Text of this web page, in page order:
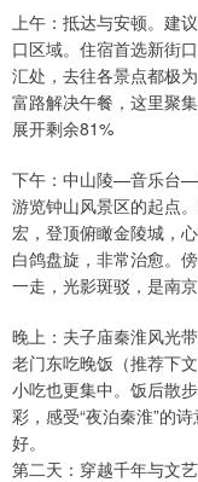
上午：抵达与安顿。建
口区域。住宿首选新街
汇处，去往各景点都极
富路解决午餐，这里聚
展开剩余81%
下午：中山陵—音乐台—
游览钟山风景区的起点
宏，登顶俯瞰金陵城，
白鸽盘旋，非常治愈。
一走，光影斑驳，是南京
晚上：夫子庙秦淮风光
老门东吃晚饭（推荐下
小吃也更集中。饭后散
彩，感受“夜泊秦淮”的
好。
第二天：穿越千年与文